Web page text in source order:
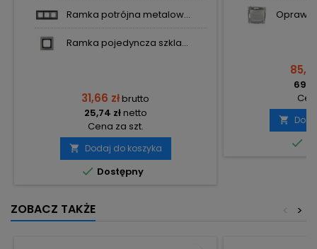
Ramka potrójna metalow...
Ramka pojedyncza szkla...
31,66 złbrutto
25,74 złnetto
Cena za szt.
 Dodaj do koszyka
 Dostępny
Oprawa


ZOBACZ TAKŻE >
<